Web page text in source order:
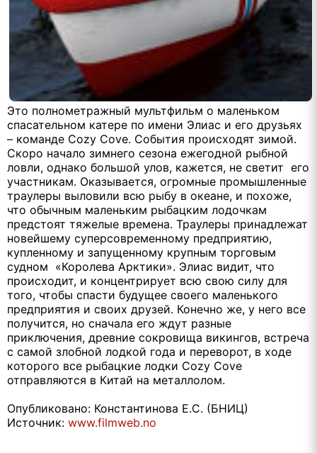
Это полнометражный мультфильм о маленьком
спасательном катере по имени Элиас и его друзьях
– команде Cozy Cove. События происходят зимой.
Скоро начало зимнего сезона ежегодной рыбной
ловли, однако большой улов, кажется, не светит его
участникам. Оказывается, огромные промышленные
траулеры выловили всю рыбу в океане, и похоже,
что обычным маленьким рыбацким лодочкам
предстоят тяжелые времена. Траулеры принадлежат
новейшему суперсовременному предприятию,
купленному и запущенному крупным торговым
судном «Королева Арктики». Элиас видит, что
происходит, и концентрирует всю свою силу для
того, чтобы спасти будущее своего маленького
предприятия и своих друзей. Конечно же, у него все
получится, но сначала его ждут разные
приключения, древние сокровища викингов, встреча
с самой злобной лодкой года и переворот, в ходе
которого все рыбацкие лодки Cozy Cove
отправляются в Китай на металлолом.
Опубликовано: Константинова Е.С. (БНИЦ)
Источник: www.filmweb.no